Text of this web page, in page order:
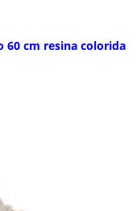
60 cm resina colorida